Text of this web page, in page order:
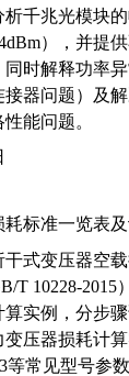
析千兆光模块
），并提
时解释功率
器问题）及
能问题。
耗标准一览表
式变压器空
T 10228-2015
算实例，分步
压器损耗计
等常见型号参